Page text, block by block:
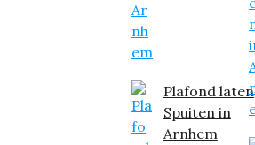
Plafond laten
Spuiten in
Arnhem